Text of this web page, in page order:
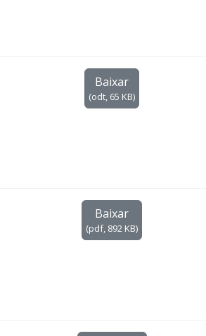
Baixar
(odt, 65 KB)
Baixar
(pdf, 892 KB)